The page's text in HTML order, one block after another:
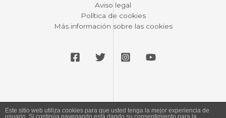
Aviso legal
Política de cookies
Más información sobre las cookies
Este sitio web utiliza cookies para que usted tenga la mejor experiencia de
usuario. Si continúa navegando está dando su consentimiento para la